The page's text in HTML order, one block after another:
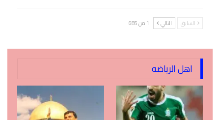
السابق التالي 1 من 685
اهل الرياضه